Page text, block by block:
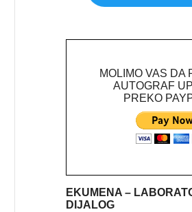
MOLIMO VAS DA
AUTOGRAF
PREKO
EKUMENA –
DIJALOG